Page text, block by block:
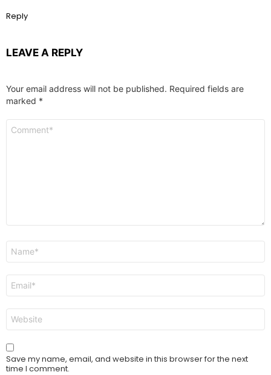
Reply
LEAVE A REPLY
Your email address will not be published. Required fields are
marked *
Comment
Name
Email
Website
Save my name, email, and website in this browser for the next
time I comment.